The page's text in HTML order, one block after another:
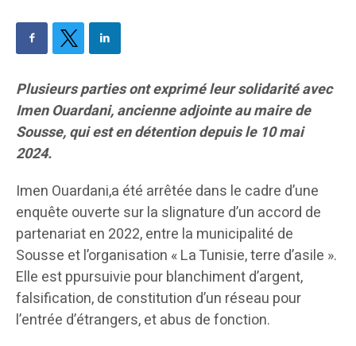
Plusieurs parties ont exprimé leur solidarité avec
Imen Ouardani, ancienne adjointe au maire de
Sousse, qui est en détention depuis le 10 mai
2024.
Imen Ouardani,a été arrêtée dans le cadre d’une
enquête ouverte sur la slignature d’un accord de
partenariat en 2022, entre la municipalité de
Sousse et l’organisation « La Tunisie, terre d’asile ».
Elle est ppursuivie pour blanchiment d’argent,
falsification, de constitution d’un réseau pour
l’entrée d’étrangers, et abus de fonction.